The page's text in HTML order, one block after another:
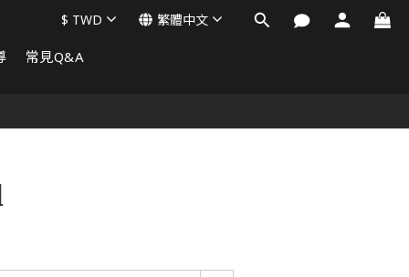
常見Q&A
$ TWD 繁體中文